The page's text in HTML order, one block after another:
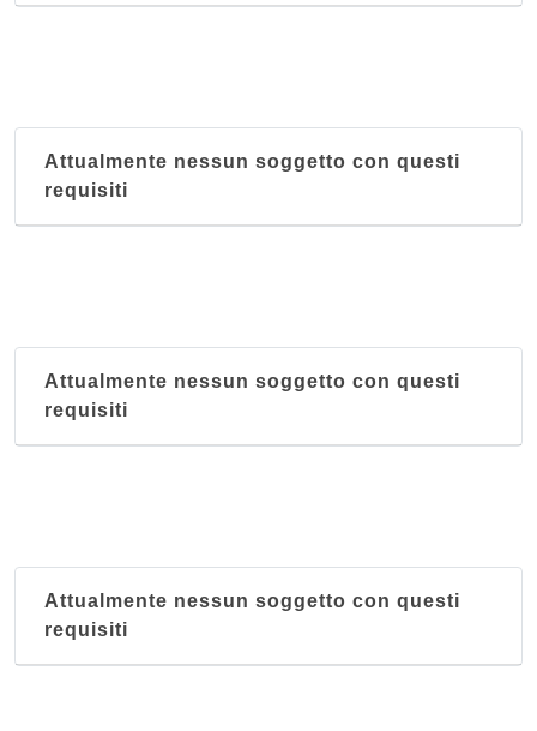
Attualmente nessun soggetto con questi
requisiti
Attualmente nessun soggetto con questi
requisiti
Attualmente nessun soggetto con questi
requisiti